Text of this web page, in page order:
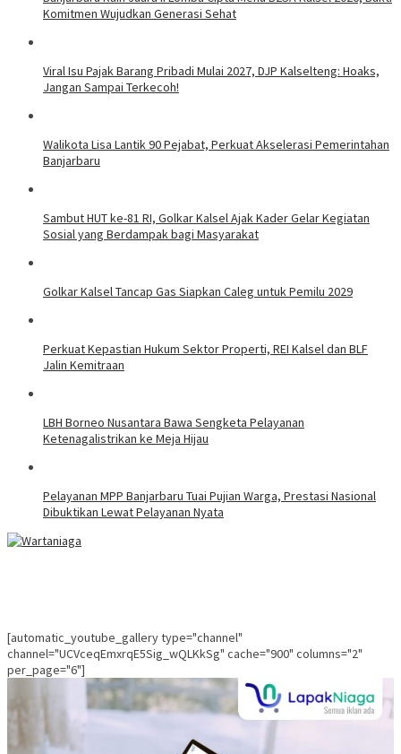
Komitmen Wujudkan Generasi Sehat
Viral Isu Pajak Barang Pribadi Mulai 2027, DJP Kalselteng: Hoaks,
Jangan Sampai Terkecoh!
Walikota Lisa Lantik 90 Pejabat, Perkuat Akselerasi Pemerintahan
Banjarbaru
Sambut HUT ke-81 RI, Golkar Kalsel Ajak Kader Gelar Kegiatan
Sosial yang Berdampak bagi Masyarakat
Golkar Kalsel Tancap Gas Siapkan Caleg untuk Pemilu 2029
Perkuat Kepastian Hukum Sektor Properti, REI Kalsel dan BLF
Jalin Kemitraan
LBH Borneo Nusantara Bawa Sengketa Pelayanan
Ketenagalistrikan ke Meja Hijau
Pelayanan MPP Banjarbaru Tuai Pujian Warga, Prestasi Nasional
Dibuktikan Lewat Pelayanan Nyata
[automatic_youtube_gallery type="channel"
channel="UCVceqEmxrqE5Sig_wQLKkSg" cache="900" columns="2"
per_page="6"]